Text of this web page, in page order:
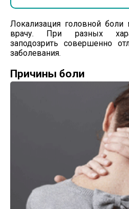
Локализация головной боли
врачу. При разных
заподозрить совершенно
заболевания.
Причины боли